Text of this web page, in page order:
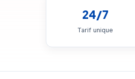
24/7
Tarif unique